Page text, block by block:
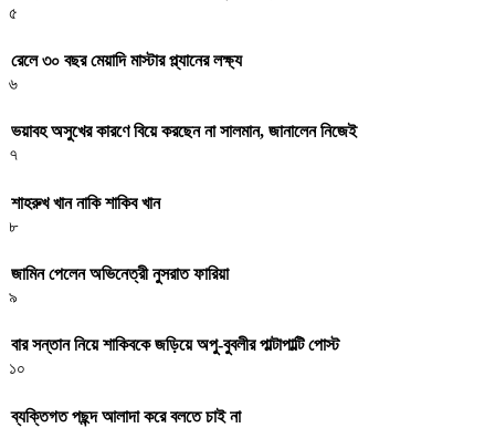
৫
রেলে ৩০ বছর মেয়াদি মাস্টার প্ল্যানের লক্ষ্য
৬
ভয়াবহ অসুখের কারণে বিয়ে করছেন না সালমান, জানালেন নিজেই
৭
শাহরুখ খান নাকি শাকিব খান
৮
জামিন পেলেন অভিনেত্রী নুসরাত ফারিয়া
৯
বার সন্তান নিয়ে শাকিবকে জড়িয়ে অপু-বুবলীর পাল্টাপাল্টি পোস্ট
১০
ব্যক্তিগত পছন্দ আলাদা করে বলতে চাই না